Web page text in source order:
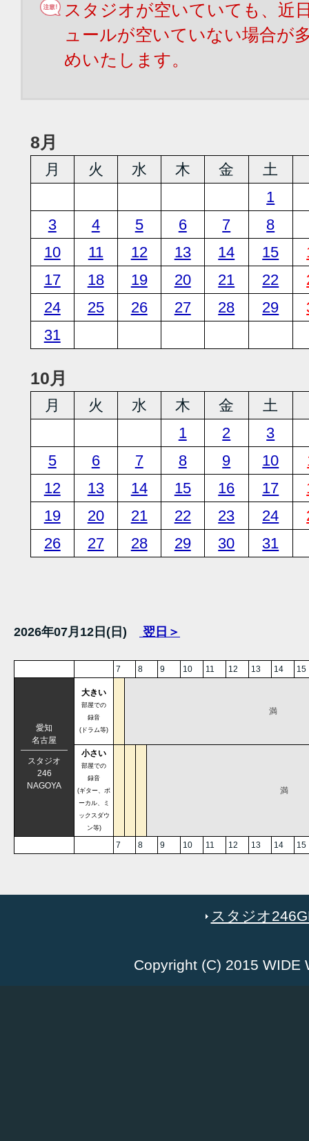
スタジオが空いていても、近
ュールが空いていない場合が
めいたします。
8月
月 火 水 木 金 土
1
3
4 5 6 7
8
10
11 12 13 14 15
17
18 19 20 21 22
24
25 26 27 28 29
31
10月
月 火 水 木 金 土
1
2
3
5
6 7 8 9 10
12
13 14 15 16 17
19
20 21 22 23 24
26
27 28 29 30 31
2026年07月12日(日) 翌日＞
7 8 9 10 11 12 13 14 15
愛知
名古屋
スタジオ
246
NAGOYA
大きい
部屋での
録音
(ドラム等)
満
小さい
部屋での
録音
(ギター、ボ
ーカル、ミ
ックスダウ
ン等)
満
7 8 9 10 11 12 13 14 15
スタジオ
Copyright (C) 2015 WIDE